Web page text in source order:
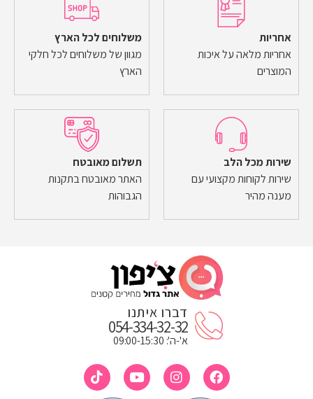
אחריות
אחריות מלאה על איכות
המוצרים
משלוחים לכל הארץ
מגוון של משלוחים לכל חלקי
הארץ
שירות מכל הלב
שירות לקוחות מקצועי עם
מענה מהיר
תשלום מאובטח
האתר מאובטח בתקנות
הגבוהות
דברו איתנו
054-334-32-32
א'-ה': 09:00-15:30